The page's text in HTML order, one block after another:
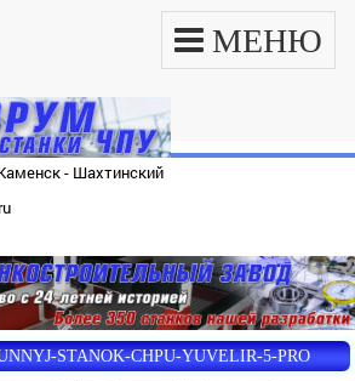
МЕНЮ
- Шахтинский
STANOK-CHPU-YUVELIR-5-PRO